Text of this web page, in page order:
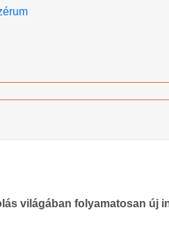
világában folyamatosan